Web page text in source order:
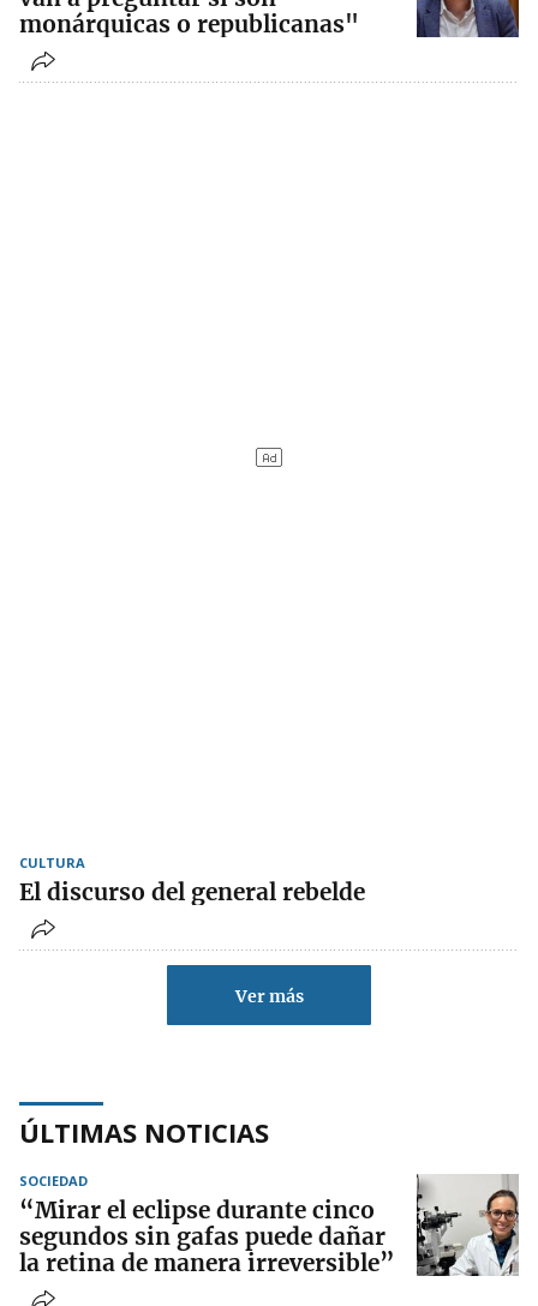
monárquicas o republicanas"
CULTURA
El discurso del general rebelde
Ver más
ÚLTIMAS NOTICIAS
SOCIEDAD
“Mirar el eclipse durante cinco
segundos sin gafas puede dañar
la retina de manera irreversible”